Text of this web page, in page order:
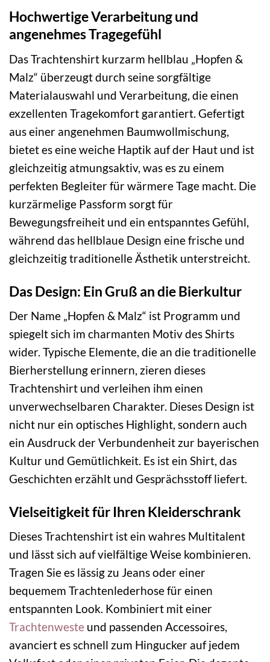
Hochwertige Verarbeitung und
angenehmes Tragegefühl
Das Trachtenshirt kurzarm hellblau „Hopfen &
Malz“ überzeugt durch seine sorgfältige
Materialauswahl und Verarbeitung, die einen
exzellenten Tragekomfort garantiert. Gefertigt
aus einer angenehmen Baumwollmischung,
bietet es eine weiche Haptik auf der Haut und ist
gleichzeitig atmungsaktiv, was es zu einem
perfekten Begleiter für wärmere Tage macht. Die
kurzärmelige Passform sorgt für
Bewegungsfreiheit und ein entspanntes Gefühl,
während das hellblaue Design eine frische und
gleichzeitig traditionelle Ästhetik unterstreicht.
Das Design: Ein Gruß an die Bierkultur
Der Name „Hopfen & Malz“ ist Programm und
spiegelt sich im charmanten Motiv des Shirts
wider. Typische Elemente, die an die traditionelle
Bierherstellung erinnern, zieren dieses
Trachtenshirt und verleihen ihm einen
unverwechselbaren Charakter. Dieses Design ist
nicht nur ein optisches Highlight, sondern auch
ein Ausdruck der Verbundenheit zur bayerischen
Kultur und Gemütlichkeit. Es ist ein Shirt, das
Geschichten erzählt und Gesprächsstoff liefert.
Vielseitigkeit für Ihren Kleiderschrank
Dieses Trachtenshirt ist ein wahres Multitalent
und lässt sich auf vielfältige Weise kombinieren.
Tragen Sie es lässig zu Jeans oder einer
bequemem Trachtenlederhose für einen
entspannten Look. Kombiniert mit einer
Trachtenweste und passenden Accessoires,
avanciert es schnell zum Hingucker auf jedem